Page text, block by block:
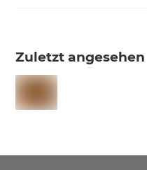
Zuletzt angesehen